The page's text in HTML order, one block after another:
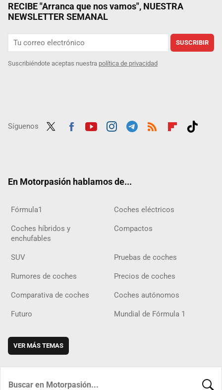
RECIBE "Arranca que nos vamos", NUESTRA
NEWSLETTER SEMANAL
SUSCRIBIR
Suscribiéndote aceptas nuestra política de privacidad
Síguenos
En Motorpasión hablamos de...
Fórmula1 Coches eléctricos
Coches híbridos y
enchufables
Compactos
SUV Pruebas de coches
Rumores de coches Precios de coches
Comparativa de coches Coches autónomos
Futuro Mundial de Fórmula 1
VER MÁS TEMAS